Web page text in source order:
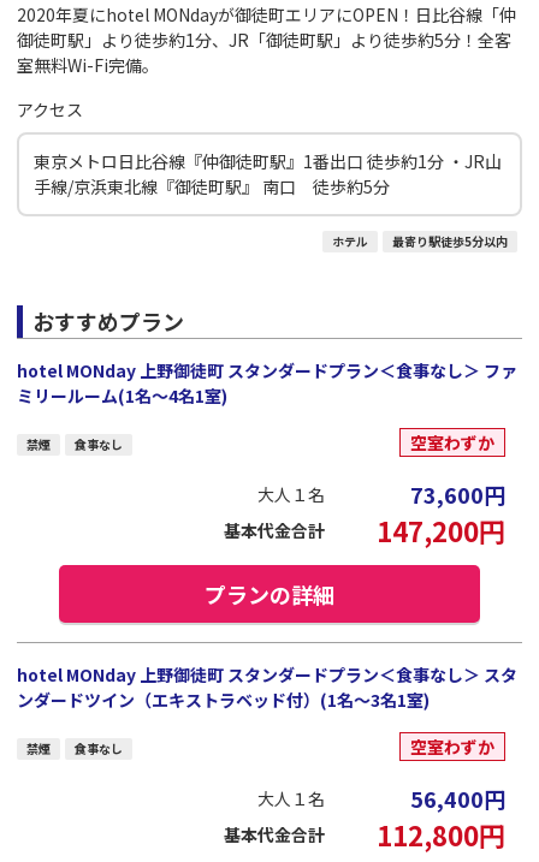
2020年夏にhotel MONdayが御徒町エリアにOPEN！日比谷線「仲
御徒町駅」より徒歩約1分、JR「御徒町駅」より徒歩約5分！全客
室無料Wi-Fi完備。
アクセス
東京メトロ日比谷線『仲御徒町駅』1番出口 徒歩約1分 ・JR山
手線/京浜東北線『御徒町駅』 南口 徒歩約5分
ホテル 最寄り駅徒歩5分以内
おすすめプラン
hotel MONday 上野御徒町 スタンダードプラン＜食事なし＞ ファ
ミリールーム(1名～4名1室)
禁煙 食事なし 空室わずか
大人１名 73,600円
基本代金合計 147,200円
プランの詳細
hotel MONday 上野御徒町 スタンダードプラン＜食事なし＞ スタ
ンダードツイン（エキストラベッド付）(1名～3名1室)
禁煙 食事なし 空室わずか
大人１名 56,400円
基本代金合計 112,800円